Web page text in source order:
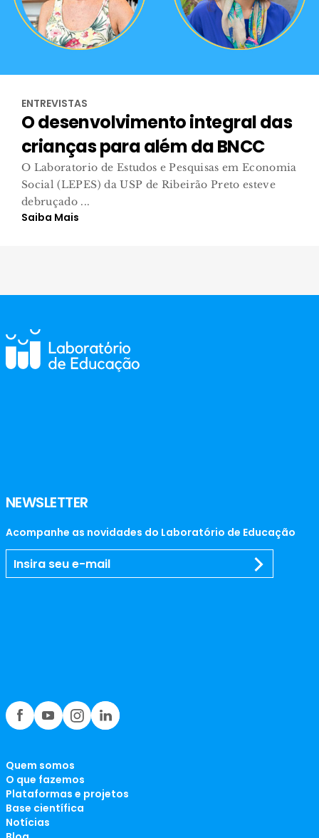
ENTREVISTAS
O desenvolvimento integral das
crianças para além da BNCC
O Laboratorio de Estudos e Pesquisas em Economia
Social (LEPES) da USP de Ribeirão Preto esteve
debruçado ...
Saiba Mais
NEWSLETTER
Acompanhe as novidades do Laboratório de Educação
Quem somos
O que fazemos
Plataformas e projetos
Base científica
Notícias